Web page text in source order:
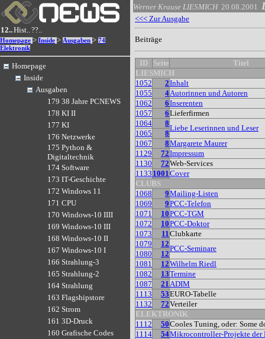
12..Hist..??..
Homepage > Inside > Ausgaben > 74
Elektronik
Homepage
Inside
Ausgaben
179 38 Jahre PCNEWS
178 KI II
177 KI
176 Netzwerke
175 Python &
Digitaltechnik
174 Software
173 IT-Geschichte
172 Windows 11
171 CPU
170 Windows-10 IIII
169 Windows-10 III
168 Windows-10 II
167 Windows-10 I
166 Strahlung-3
165 Strahlung-2
164 Strahlung
163 Flagshipstore
162 Strom
161 3D-Druck
160 Grafische Codes
Werner Krause LIESMICH 20.08.2001
<<< Zur Ausgabe
Beiträge
ID Seite
Titel
LIESMICH
1052
2Inhalt
1055
4Autorinnen und Autoren
1062
6Inserenten
1057
6Lieferfirmen
1064
8
Liebe Leserinnen und Leser
1065
8
1067
8Margarete Maurer
1129
72Impressum
1130
72Web-Services
1133 1001Cover
CLUBS
1068
9Mailing-Listen
1069
9PCC-Telefon
1071
10PCC-TGM
1072
10PCC-Doktor
1073
11Clubkarte
1079
12
PCC-Seminare
1080
12
1081
12Wilhelm Riedl
1082
13Termine
1087
21ADIM
1113
53EURO-Tabelle
1132
72Verteiler
ELEKTRONIK
1112
50Cooles Tuning, oder: Some
1114
54Mikrocontroller-Projekte der